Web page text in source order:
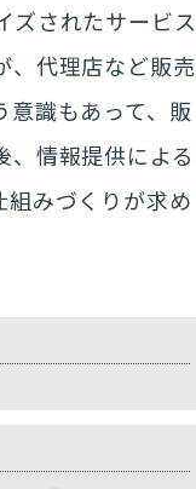
ズされたサービス
、代理店など販売
意識もあって、販
情報提供による
みづくりが求め